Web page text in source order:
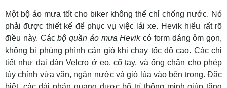
Một bộ áo mưa tốt cho biker không thể chỉ chống nước. Nó
phải được thiết kế để phục vụ việc lái xe. Hevik hiểu rất rõ
điều này. Cácbộ quần áo mưa Hevikcó form dáng ôm gọn,
không bị phùng phình cản gió khi chạy tốc độ cao. Các chi
tiết như đai dán Velcro ở eo, cổ tay, và ống chân cho phép
tùy chỉnh vừa vặn, ngăn nước và gió lùa vào bên trong. Đặc